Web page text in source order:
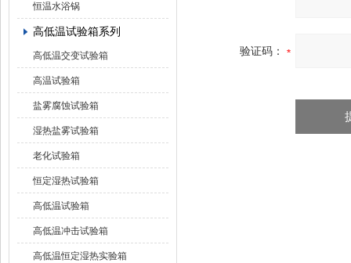
恒温水浴锅
高低温试验箱系列
高低温交变试验箱
高温试验箱
盐雾腐蚀试验箱
湿热盐雾试验箱
老化试验箱
恒定湿热试验箱
高低温试验箱
高低温冲击试验箱
高低温恒定湿热实验箱
验证码：